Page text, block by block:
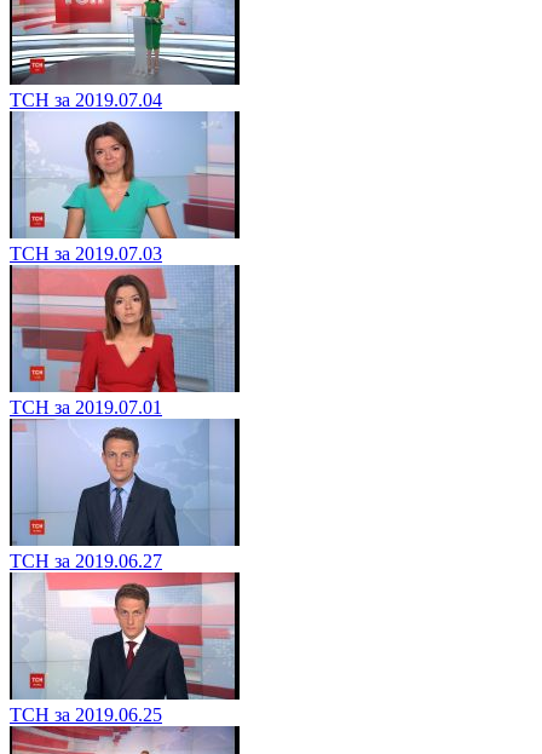
ТСН за 2019.07.05
ТСН за 2019.07.04
ТСН за 2019.07.03
ТСН за 2019.07.01
ТСН за 2019.06.27